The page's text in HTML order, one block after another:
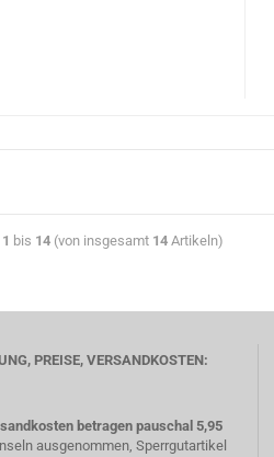
1 bis 14 (von insgesamt 14 Artikeln)
PREISE, VERSANDKOSTEN:
betragen pauschal 5,95
ausgenommen, Sperrgutartikel